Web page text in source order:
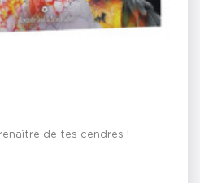
de tes cendres !